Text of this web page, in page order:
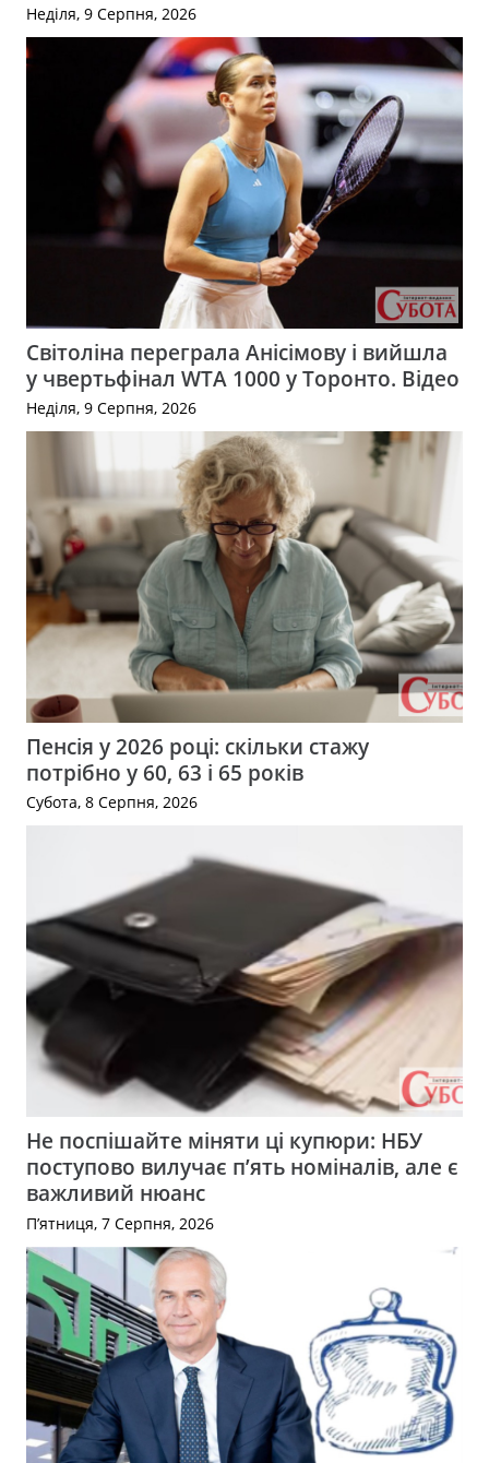
Неділя, 9 Серпня, 2026
Світоліна переграла Анісімову і вийшла
у чвертьфінал WTA 1000 у Торонто. Відео
Неділя, 9 Серпня, 2026
Пенсія у 2026 році: скільки стажу
потрібно у 60, 63 і 65 років
Субота, 8 Серпня, 2026
Не поспішайте міняти ці купюри: НБУ
поступово вилучає п’ять номіналів, але є
важливий нюанс
П’ятниця, 7 Серпня, 2026